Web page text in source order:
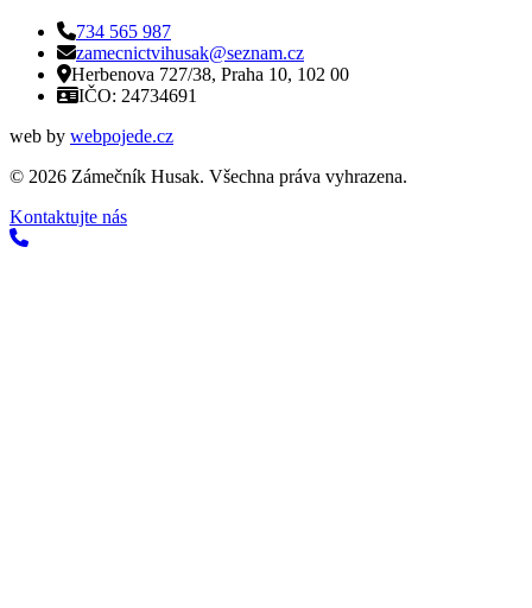
734 565 987
zamecnictvihusak@seznam.cz
Herbenova 727/38, Praha 10, 102 00
IČO: 24734691
web by webpojede.cz
© 2026 Zámečník Husak. Všechna práva vyhrazena.
Kontaktujte nás